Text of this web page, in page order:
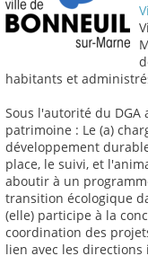
habitants et
Sous l'autorité du
patrimoine : Le (a)
développement
place, le suivi, et
aboutir à un
transition écologique
(elle) participe à la
coordination des
lien avec les